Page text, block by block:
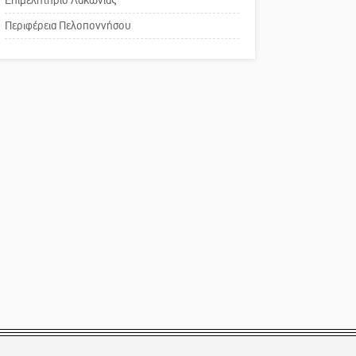
Το δικό σας σχόλιο:
Παράδειγμα κοινωνικής
Περιφέρεια Πελοποννήσου